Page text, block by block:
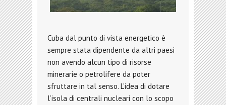
Cuba dal punto di vista energetico è
sempre stata dipendente da altri paesi
non avendo alcun tipo di risorse
minerarie o petrolifere da poter
sfruttare in tal senso. L’idea di dotare
l’isola di centrali nucleari con lo scopo